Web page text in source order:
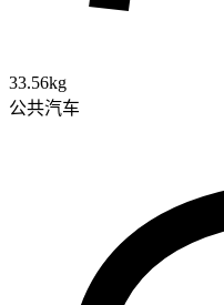
33.56kg
公共汽车